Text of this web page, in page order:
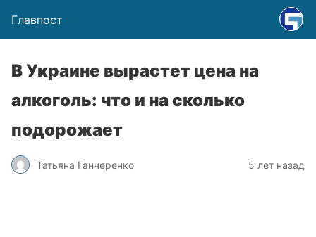
Главпост
В Украине вырастет цена на
алкоголь: что и на сколько
подорожает
Татьяна Ганчеренко 5 лет назад